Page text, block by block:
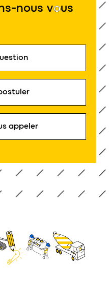
nous vous
appeler